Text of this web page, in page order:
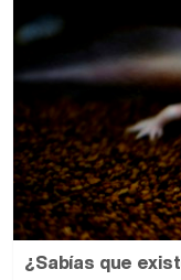
¿Sabías que